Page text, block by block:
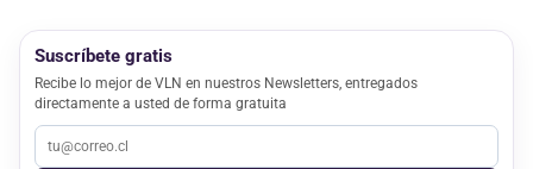
Suscríbete gratis
Recibe lo mejor de VLN en nuestros Newsletters, entregados
directamente a usted de forma gratuita